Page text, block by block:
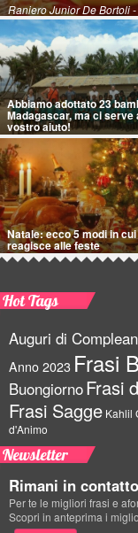
Raniero Junior De Bortoli-
Abbiamo adottato 23
Madagascar, ma ci serve
vostro aiuto!
Natale: ecco 5 modi in
reagisce alle feste
Hot Tags
Auguri di
Anno 2023 Frasi
BuongiornoFrasi
Frasi Sagge Kahlil
d'Animo
Newsletter
Rimani in
Per te le migliori frasi e
Scopri in anteprima i